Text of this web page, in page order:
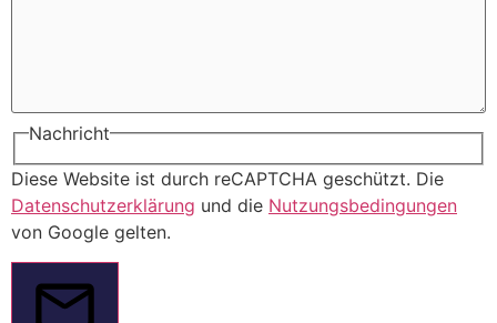
Nachricht
Diese Website ist durch reCAPTCHA geschützt. Die
Datenschutzerklärung und die Nutzungsbedingungen
von Google gelten.